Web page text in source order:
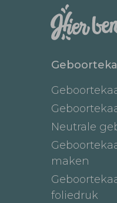
Neutrale
maken
foliedruk